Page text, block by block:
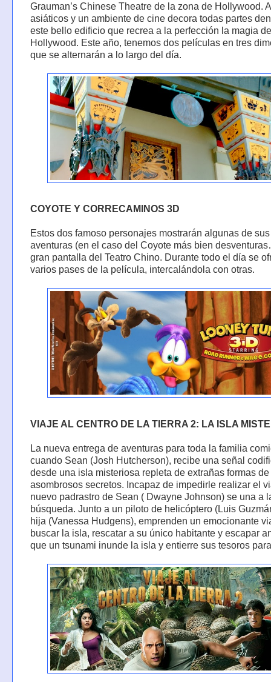
Grauman’s Chinese Theatre de la zona de Hollywood.
asiáticos y un ambiente de cine decora todas partes
este bello edificio que recrea a la perfección la magia
Hollywood. Este año, tenemos dos películas en tres
que se alternarán a lo largo del día.
COYOTE Y CORRECAMINOS 3D
Estos dos famoso personajes mostrarán algunas de sus
aventuras (en el caso del Coyote más bien
gran pantalla del Teatro Chino. Durante todo el día se
varios pases de la película, intercalándola con otras.
VIAJE AL CENTRO DE LA TIERRA 2: LA ISLA
La nueva entrega de aventuras para toda la familia
cuando Sean (Josh Hutcherson), recibe una señal
desde una isla misteriosa repleta de extrañas formas
asombrosos secretos. Incapaz de impedirle realizar el
nuevo padrastro de Sean ( Dwayne Johnson) se una a
búsqueda. Junto a un piloto de helicóptero (Luis
hija (Vanessa Hudgens), emprenden un emocionante
buscar la isla, rescatar a su único habitante y escapar
que un tsunami inunde la isla y entierre sus tesoros